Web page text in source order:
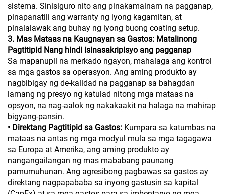
sistema. Sinisiguro nito ang pinakamainam na pagganap,
pinapanatili ang warranty ng iyong kagamitan, at
pinalalawak ang buhay ng iyong buong coating setup.
3. Mas Mataas na Kaugnayan sa Gastos: Matalinong
Pagtitipid Nang hindi isinasakripisyo ang pagganap
Sa mapanupil na merkado ngayon, mahalaga ang kontrol
sa mga gastos sa operasyon. Ang aming produkto ay
nagbibigay ng de-kalidad na pagganap sa bahagdan
lamang ng presyo ng katulad nitong mga mataas na
opsyon, na nag-aalok ng nakakaakit na halaga na mahirap
bigyang-pansin.
• Direktang Pagtitipid sa Gastos: Kumpara sa katumbas na
mataas na antas ng mga modyul mula sa mga tagagawa
sa Europa at Amerika, ang aming produkto ay
nangangailangan ng mas mababang paunang
pamumuhunan. Ang agresibong pagbawas sa gastos ay
direktang nagpapababa sa inyong gastusin sa kapital